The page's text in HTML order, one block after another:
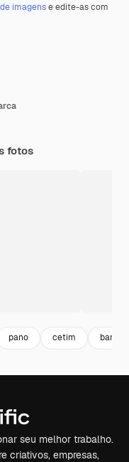
imagense edite-as com
fotos
pano cetim
seu melhor trabalho.
criativos, empresas,